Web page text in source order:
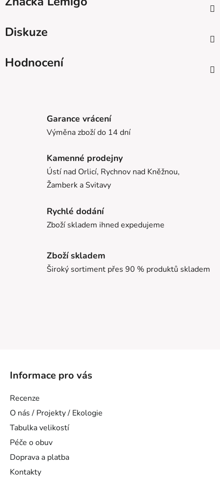
Diskuze
Hodnocení
Garance vrácení
Výměna zboží do 14 dní
Kamenné prodejny
Ústí nad Orlicí, Rychnov nad Kněžnou,
Žamberk a Svitavy
Rychlé dodání
Zboží skladem ihned expedujeme
Zboží skladem
Široký sortiment přes 90 % produktů skladem
Informace pro vás
Recenze
O nás / Projekty / Ekologie
Tabulka velikostí
Péče o obuv
Doprava a platba
Kontakty